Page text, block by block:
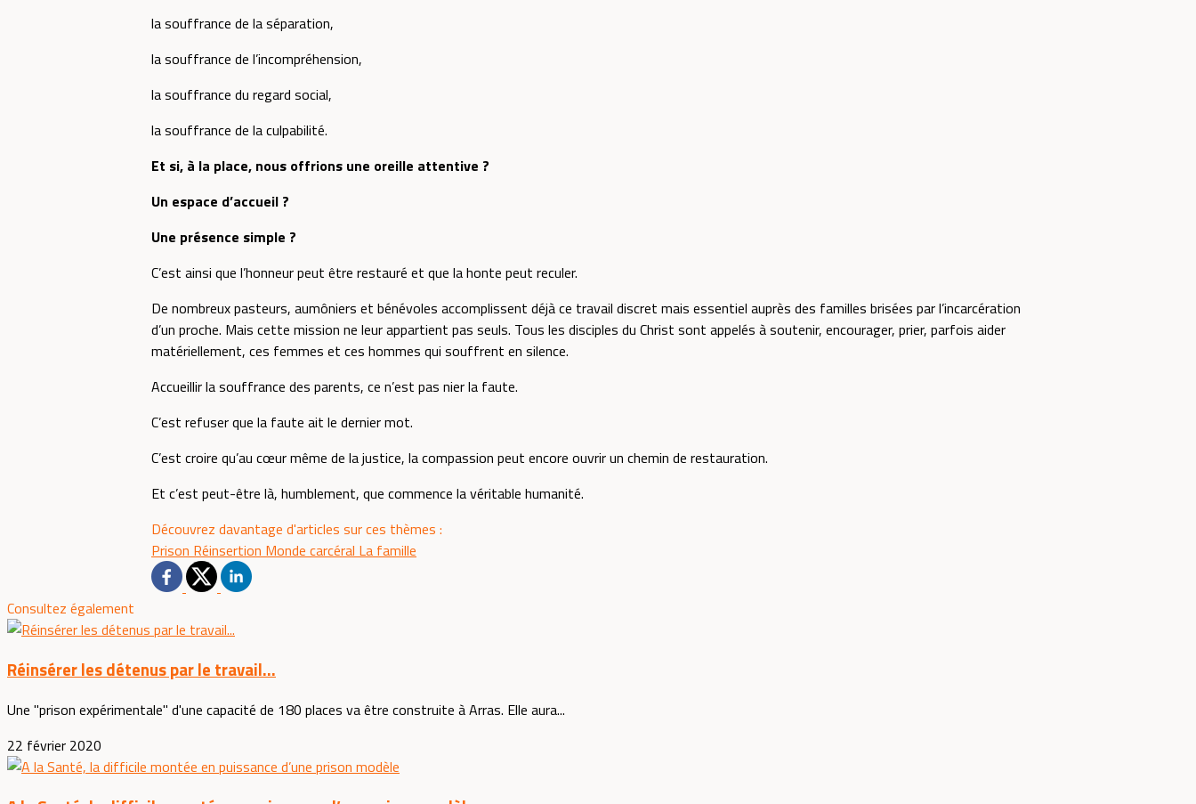
la souffrance de la séparation,
la souffrance de l’incompréhension,
la souffrance du regard social,
la souffrance de la culpabilité.
Et si, à la place, nous offrions une oreille attentive ?
Un espace d’accueil ?
Une présence simple ?
C’est ainsi que l’honneur peut être restauré et que la honte peut reculer.
De nombreux pasteurs, aumôniers et bénévoles accomplissent déjà ce travail discret mais essentiel auprès des familles brisées par l’incarcération
d’un proche. Mais cette mission ne leur appartient pas seuls. Tous les disciples du Christ sont appelés à soutenir, encourager, prier, parfois aider
matériellement, ces femmes et ces hommes qui souffrent en silence.
Accueillir la souffrance des parents, ce n’est pas nier la faute.
C’est refuser que la faute ait le dernier mot.
C’est croire qu’au cœur même de la justice, la compassion peut encore ouvrir un chemin de restauration.
Et c’est peut-être là, humblement, que commence la véritable humanité.
Découvrez davantage d'articles sur ces thèmes :
Prison Réinsertion Monde carcéral La famille
Consultez également
Réinsérer les détenus par le travail...
Une "prison expérimentale" d'une capacité de 180 places va être construite à Arras. Elle aura...
22 février 2020